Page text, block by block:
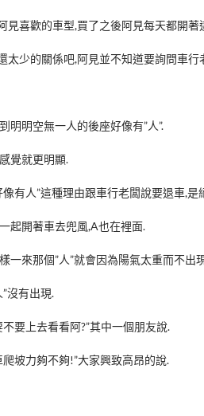
見喜歡的車型,買了之後阿見每天都開著
太少的關係吧,阿見並不知道要詢問車行
明明空無一人的後座好像有”人”.
覺就更明顯.
有人”這種理由跟車行老闆說要退車,是
起開著車去兜風,A也在裡面.
一來那個”人”就會因為陽氣太重而不出
沒有出現.
要上去看看阿?”其中一個朋友說.
坡力夠不夠!”大家興致高昂的說.